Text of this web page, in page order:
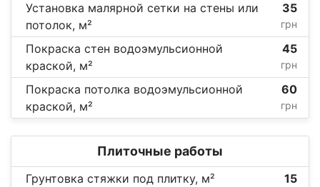
Установка малярной сетки на стены или
потолок, м²
35
грн
Покраска стен водоэмульсионной
краской, м²
45
грн
Покраска потолка водоэмульсионной
краской, м²
60
грн
Плиточные работы
Грунтовка стяжки под плитку, м² 15